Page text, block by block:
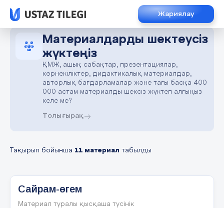
Жариялау
Материалдарды шектеусіз
жүктеңіз
ҚМЖ, ашық сабақтар, презентациялар,
көрнекіліктер, дидактикалық материалдар,
авторлық бағдарламалар және тағы басқа 400
000-астам материалды шексіз жүктеп алғыңыз
келе ме?
Толығырақ
Тақырып бойынша 11 материал табылды
Сайрам-өгем
Материал туралы қысқаша түсінік